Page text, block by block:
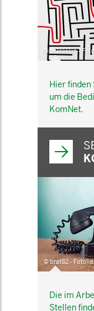
© belekekin -
Hier finden
um die
KomNet.
© brat82 -
Die im
Stellen